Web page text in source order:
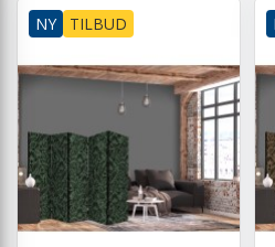
NY TILBUD